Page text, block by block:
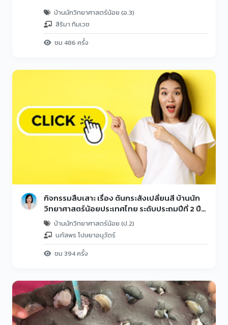
บ้านนักวิทยาศาสตร์น้อย (อ.3)
สิริมา ทิมเวช
ชม 486 ครั้ง
กิจกรรมสืบเสาะ เรื่อง ต้นกระสังเปลี่ยนสี บ้านนัก
วิทยาศาสตร์น้อยประเทศไทย ระดับประถมปีที่ 2 ปี
การศึกษา 2566
บ้านนักวิทยาศาสตร์น้อย (ป.2)
นภัสพร โปษยาอนุวัตร์
ชม 394 ครั้ง